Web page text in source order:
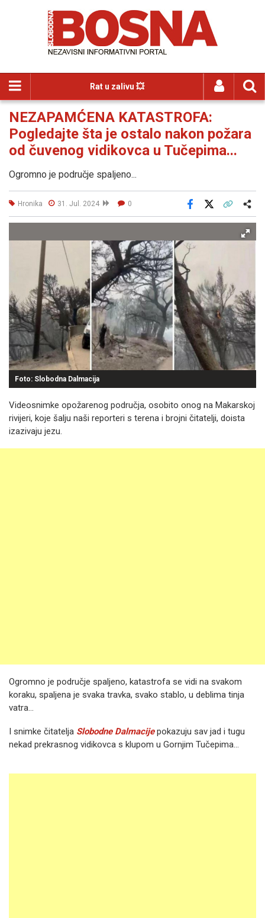
Rat u zalivu 💥
NEZAPAMĆENA KATASTROFA:
Pogledajte šta je ostalo nakon požara
od čuvenog vidikovca u Tučepima...
Ogromno je područje spaljeno...
Hronika 31. Jul. 2024 0
Facebook
Foto: Slobodna Dalmacija
Videosnimke opožarenog područja, osobito onog na Makarskoj
rivijeri, koje šalju naši reporteri s terena i brojni čitatelji, doista
izazivaju jezu.
Ogromno je područje spaljeno, katastrofa se vidi na svakom
koraku, spaljena je svaka travka, svako stablo, u deblima tinja
vatra…
I snimke čitatelja Slobodne Dalmacijepokazuju sav jad i tugu
nekad prekrasnog vidikovca s klupom u Gornjim Tučepima...